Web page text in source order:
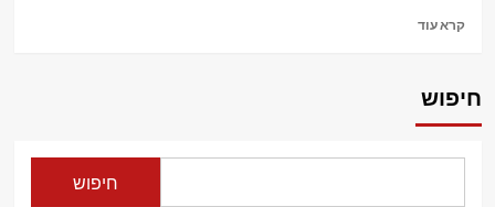
פומביות וישירותקרא עודRead
אתר
חיפוש
חיפוש